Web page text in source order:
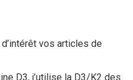
vos articles de
D3, j’utilise la D3/K2 des